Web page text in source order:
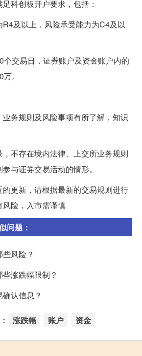
科创板开户要求，包括：
及以上，风险承受能力为C4及以
个交易日，证券账户及资金账户内的
。
务规则及风险事项有所了解，知识
不存在境内法律、上交所业务规则
与证券交易活动的情形。
更新，请根据最新的交易规则进行
险，入市需谨慎
问题：
风险？
涨跌幅限制？
认信息？
涨跌幅 账户 资金